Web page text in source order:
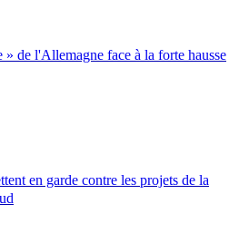
» de l'Allemagne face à la forte hausse
en garde contre les projets de la